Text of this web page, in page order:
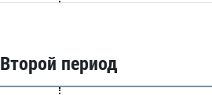
Второй период